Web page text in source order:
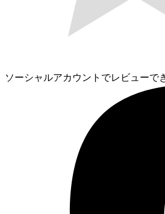
ソーシャルアカウントでレビューで